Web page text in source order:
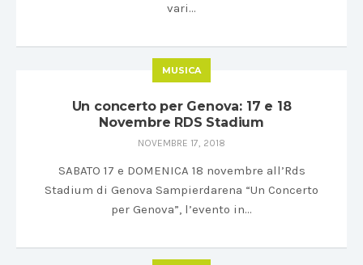
vari…
MUSICA
Un concerto per Genova: 17 e 18
Novembre RDS Stadium
NOVEMBRE 17, 2018
SABATO 17 e DOMENICA 18 novembre all’Rds
Stadium di Genova Sampierdarena “Un Concerto
per Genova”, l’evento in…